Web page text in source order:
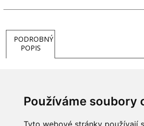
Používáme soubory
Tyto webové stránky používají
PODROBNÝ
POPIS